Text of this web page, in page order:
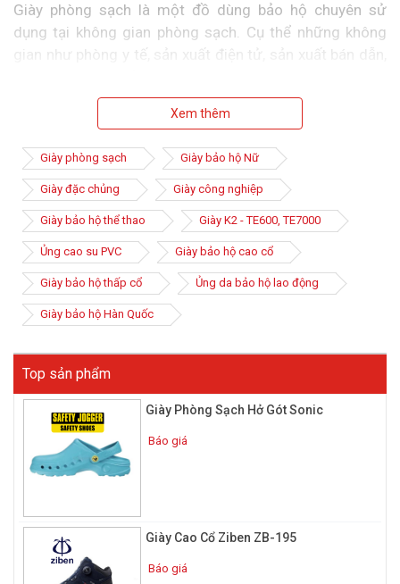
Giày phòng sạch là một đồ dùng bảo hộ chuyên sử
dụng tại không gian phòng sạch. Cụ thể những không
gian như phòng y tế, sản xuất điện tử, sản xuất bán dẫn,
Đặc biệt là những môi trường công nghiệp mà nhiễm
điện, tĩnh điện thì giày có tác dụng bảo hộ chống tĩnh
điện. Chúng ngăn ngừa những nguy cơ gây mất an toàn
cho người sử dụng trong quá trình làm việc.
Xem thêm
Giày phòng sạch Giày bảo hộ Nữ
Giày đặc chủng Giày công nghiệp
Giày bảo hộ thể thao Giày K2 - TE600, TE7000
Ủng cao su PVC Giày bảo hộ cao cổ
Giày bảo hộ thấp cổ Ủng da bảo hộ lao động
Giày bảo hộ Hàn Quốc
Top sản phẩm
Giày Phòng Sạch Hở Gót Sonic
Báo giá
Giày Cao Cổ Ziben ZB-195
Báo giá